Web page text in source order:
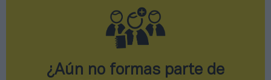
¿Aún no formas parte de